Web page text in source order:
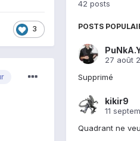
3
42 posts
POSTS
27 août
Supprimé
kikir9
11
Quadrant ne